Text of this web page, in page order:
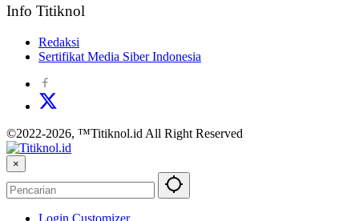
Info Titiknol
Redaksi
Sertifikat Media Siber Indonesia
©2022-2026, ™Titiknol.id All Right Reserved
×
Login Customizer